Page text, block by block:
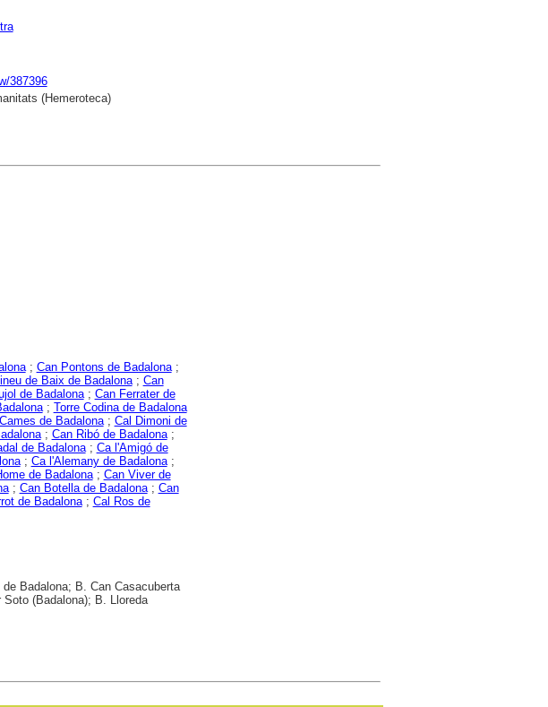
387396
(Hemeroteca)
; Can Pontons de Badalona;
de Baix de Badalona; Can
de Badalona; Can Ferrater de
; Torre Codina de Badalona
de Badalona; Cal Dimoni de
; Can Ribó de Badalona;
de Badalona; Ca l'Amigó de
; Ca l'Alemany de Badalona;
de Badalona; Can Viver de
; Can Botella de Badalona; Can
de Badalona; Cal Ros de
Badalona; B. Can Casacuberta
(Badalona); B. Lloreda